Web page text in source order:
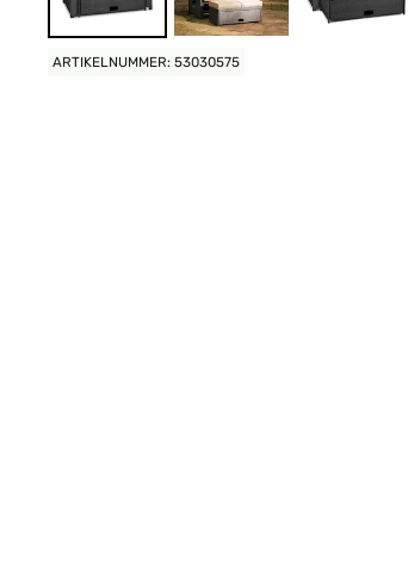
ARTIKELNUMMER: 53030575